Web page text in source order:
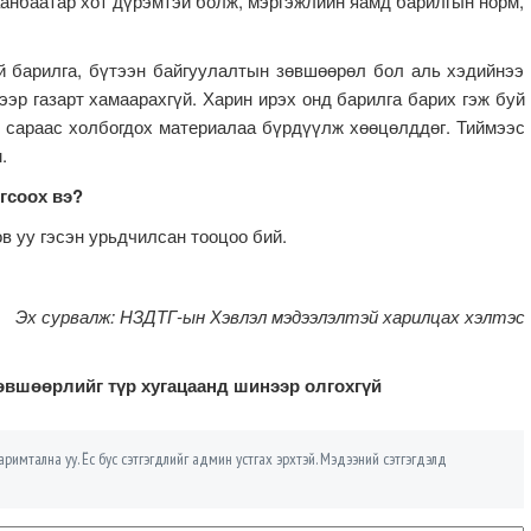
бүтээн байгуулалтын зөвшөөрөл бол аль хэдийнээ
газарт хамаарахгүй. Харин ирэх онд барилга барих гэж буй
холбогдох материалаа бүрдүүлж хөөцөлддөг. Тиймээс
вэ?
уу гэсэн урьдчилсан тооцоо бий.
Эх сурвалж: НЗДТГ-ын Хэвлэл мэдээлэлтэй харилцах хэлтэс
түр хугацаанд шинээр олгохгүй
уу. Ёс бус сэтгэгдлийг админ устгах эрхтэй. Мэдээний сэтгэгдэлд